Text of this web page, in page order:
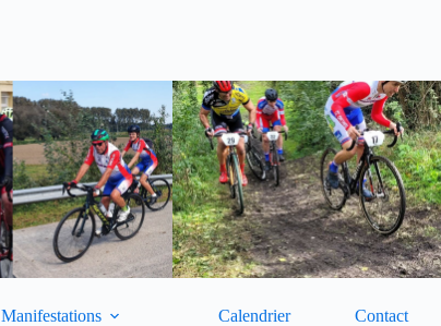
Manifestations Calendrier Contact